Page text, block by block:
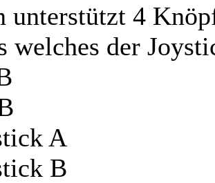
4
welches der
A
B